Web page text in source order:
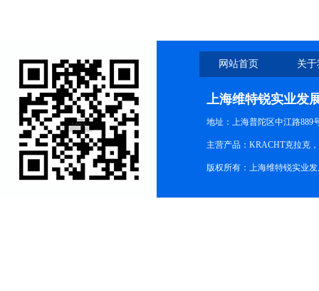
网站首页 关
上海维特锐实业发
地址：上海普陀区中江路889
主营产品：KRACHT克拉克
版权所有：上海维特锐实业